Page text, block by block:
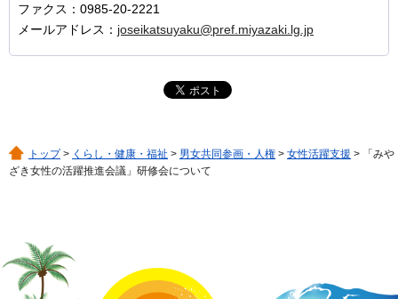
ファクス：0985-20-2221
メールアドレス： joseikatsuyaku@pref.miyazaki.lg.jp
トップ> くらし・健康・福祉 > 男女共同参画・人権 > 女性活躍支援 > 「みや
ざき女性の活躍推進会議」研修会について